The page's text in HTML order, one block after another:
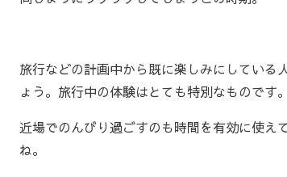
旅行などの計画中から既に楽しみにしている
ょう。旅行中の体験はとても特別なものです。
近場でのんびり過ごすのも時間を有効に使え
ね。